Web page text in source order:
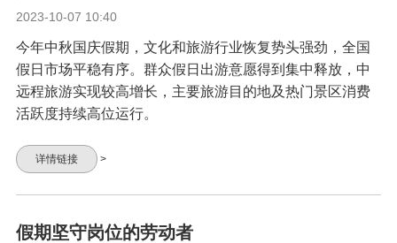
2023-10-07 10:40
今年中秋国庆假期，文化和旅游行业恢复势头强劲，全国
假日市场平稳有序。群众假日出游意愿得到集中释放，中
远程旅游实现较高增长，主要旅游目的地及热门景区消费
活跃度持续高位运行。
详情链接 >
假期坚守岗位的劳动者